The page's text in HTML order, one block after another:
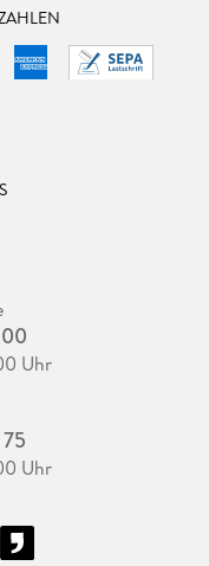
Uhr
Uhr